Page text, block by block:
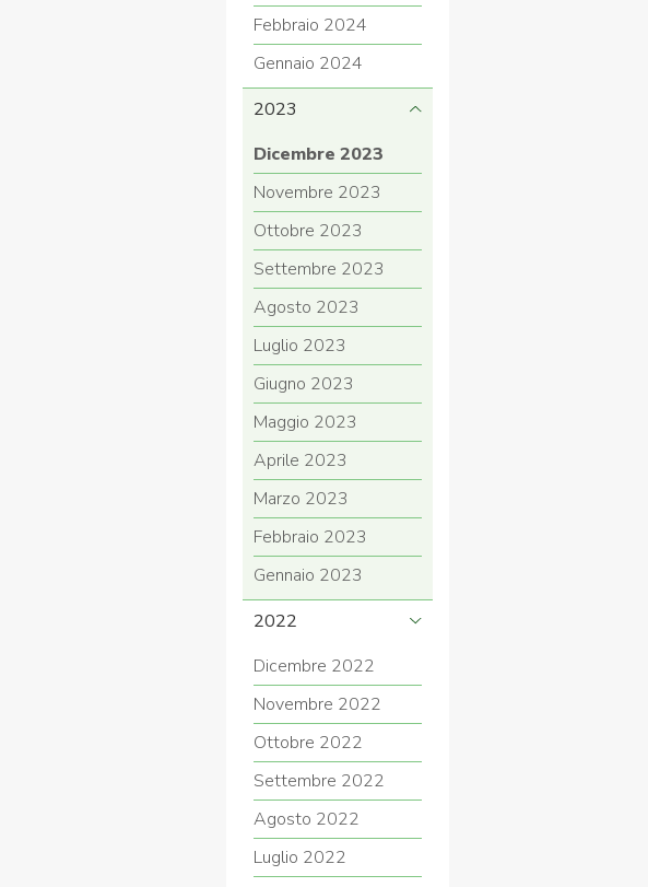
Febbraio 2024
Gennaio 2024
2023
Dicembre 2023
Novembre 2023
Ottobre 2023
Settembre 2023
Agosto 2023
Luglio 2023
Giugno 2023
Maggio 2023
Aprile 2023
Marzo 2023
Febbraio 2023
Gennaio 2023
2022
Dicembre 2022
Novembre 2022
Ottobre 2022
Settembre 2022
Agosto 2022
Luglio 2022